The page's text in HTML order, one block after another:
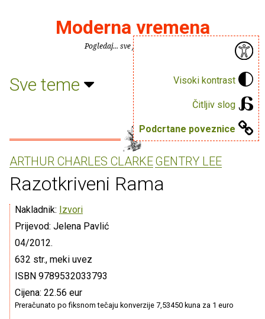
Visoki kontrast
Čitljiv slog
Podcrtane poveznice
Moderna vremena
Pogledaj... sve je puno knjiga.
Sve teme
ARTHUR CHARLES CLARKEGENTRY LEE
Razotkriveni Rama
Nakladnik: Izvori
Prijevod: Jelena Pavlić
04/2012.
632 str., meki uvez
ISBN 9789532033793
Cijena: 22.56 eur
Preračunato po fiksnom tečaju konverzije 7,53450 kuna za 1 euro